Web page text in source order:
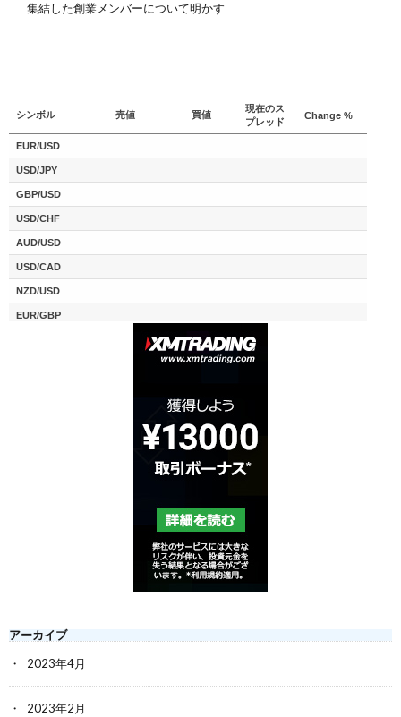
集結した創業メンバーについて明かす
アーカイブ
2023年4月
2023年2月